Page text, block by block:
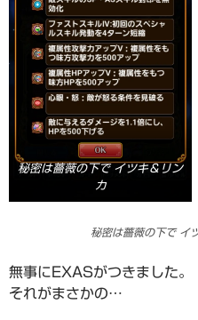
秘密は薔薇の下で イツキ＆リン
カ
秘密は薔薇の下で イ
無事にEXASがつきました。
それがまさかの…